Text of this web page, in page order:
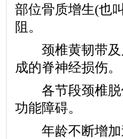
部位骨质增生(也
阻。
颈椎黄韧带及
成的脊神经损伤。
各节段颈椎脱
功能障碍。
年龄不断增加